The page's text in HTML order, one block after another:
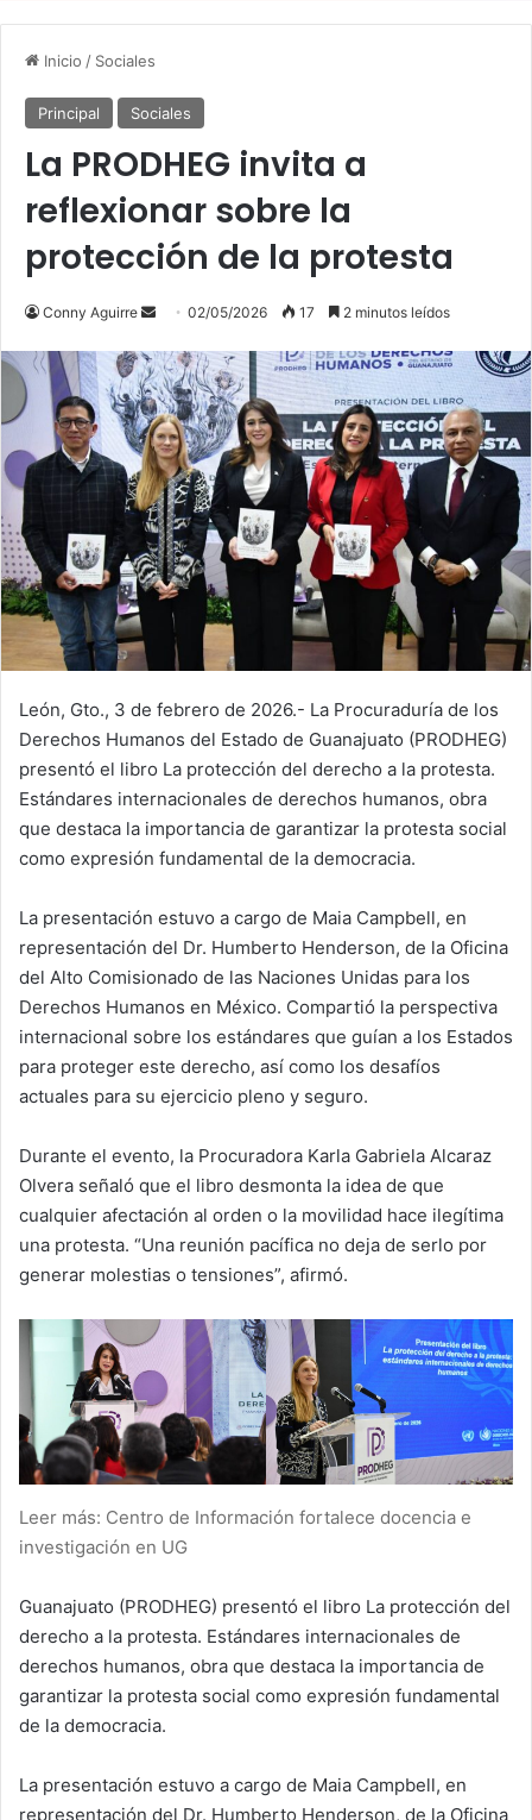
Inicio / Sociales
Principal Sociales
La PRODHEG invita a
reflexionar sobre la
protección de la protesta
Conny Aguirre
Send
email
02/05/2026 17 2 minutos leídos
León, Gto., 3 de febrero de 2026.- La Procuraduría de los
Derechos Humanos del Estado de Guanajuato (PRODHEG)
presentó el libro La protección del derecho a la protesta.
Estándares internacionales de derechos humanos, obra
que destaca la importancia de garantizar la protesta social
como expresión fundamental de la democracia.
La presentación estuvo a cargo de Maia Campbell, en
representación del Dr. Humberto Henderson, de la Oficina
del Alto Comisionado de las Naciones Unidas para los
Derechos Humanos en México. Compartió la perspectiva
internacional sobre los estándares que guían a los Estados
para proteger este derecho, así como los desafíos
actuales para su ejercicio pleno y seguro.
Durante el evento, la Procuradora Karla Gabriela Alcaraz
Olvera señaló que el libro desmonta la idea de que
cualquier afectación al orden o la movilidad hace ilegítima
una protesta. “Una reunión pacífica no deja de serlo por
generar molestias o tensiones”, afirmó.
Leer más: Centro de Información fortalece docencia e
investigación en UG
Guanajuato (PRODHEG) presentó el libro La protección del
derecho a la protesta. Estándares internacionales de
derechos humanos, obra que destaca la importancia de
garantizar la protesta social como expresión fundamental
de la democracia.
La presentación estuvo a cargo de Maia Campbell, en
representación del Dr. Humberto Henderson, de la Oficina